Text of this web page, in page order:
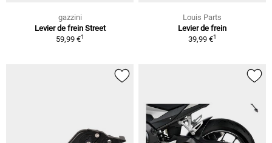
gazzini
Levier de frein Street
59,99 €1
Louis Parts
Levier de frein
39,99 €1